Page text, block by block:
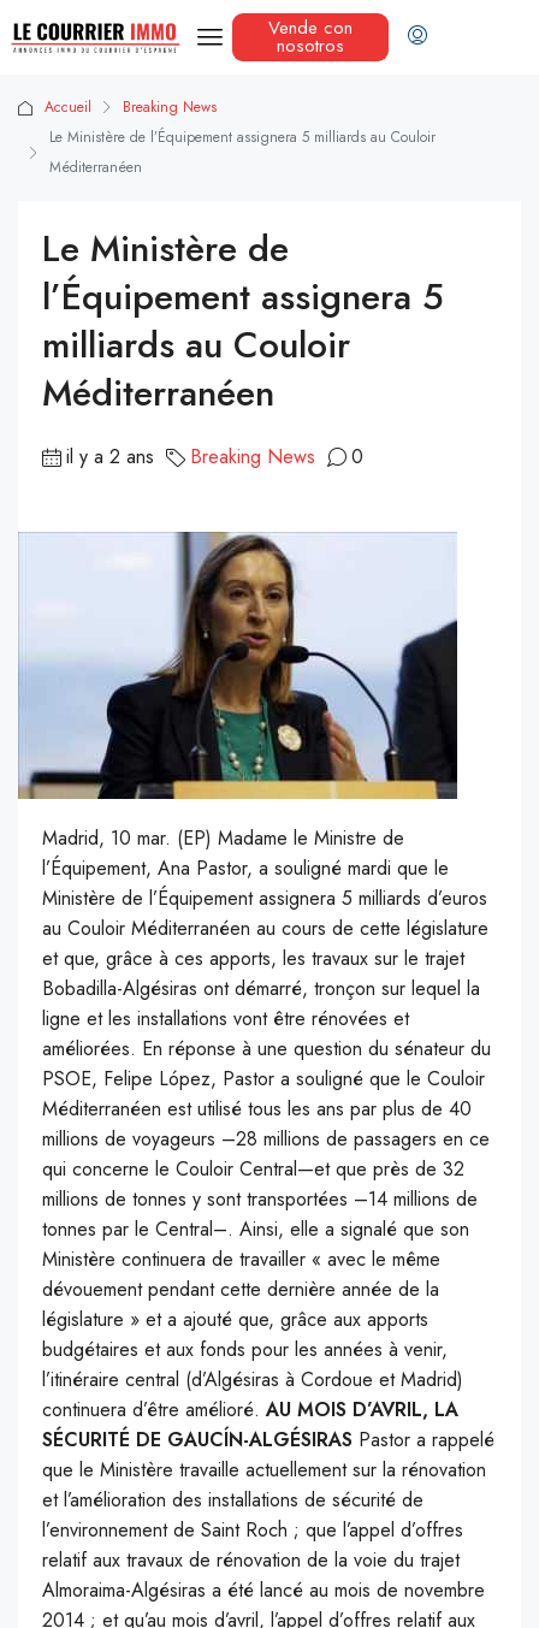
Vende con
nosotros
Accueil
Breaking News
Le Ministère de l’Équipement assignera 5 milliards au Couloir
Méditerranéen
Le Ministère de
l’Équipement assignera 5
milliards au Couloir
Méditerranéen
il y a 2 ans Breaking News 0
Madrid, 10 mar. (EP) Madame le Ministre de
l’Équipement, Ana Pastor, a souligné mardi que le
Ministère de l’Équipement assignera 5 milliards d’euros
au Couloir Méditerranéen au cours de cette législature
et que, grâce à ces apports, les travaux sur le trajet
Bobadilla-Algésiras ont démarré, tronçon sur lequel la
ligne et les installations vont être rénovées et
améliorées. En réponse à une question du sénateur du
PSOE, Felipe López, Pastor a souligné que le Couloir
Méditerranéen est utilisé tous les ans par plus de 40
millions de voyageurs –28 millions de passagers en ce
qui concerne le Couloir Central—et que près de 32
millions de tonnes y sont transportées –14 millions de
tonnes par le Central–. Ainsi, elle a signalé que son
Ministère continuera de travailler « avec le même
dévouement pendant cette dernière année de la
législature » et a ajouté que, grâce aux apports
budgétaires et aux fonds pour les années à venir,
l’itinéraire central (d’Algésiras à Cordoue et Madrid)
continuera d’être amélioré.AU MOIS D’AVRIL, LA
SÉCURITÉ DE GAUCÍN-ALGÉSIRAS Pastor a rappelé
que le Ministère travaille actuellement sur la rénovation
et l’amélioration des installations de sécurité de
l’environnement de Saint Roch ; que l’appel d’offres
relatif aux travaux de rénovation de la voie du trajet
Almoraima-Algésiras a été lancé au mois de novembre
2014 ; et qu’au mois d’avril, l’appel d’offres relatif aux